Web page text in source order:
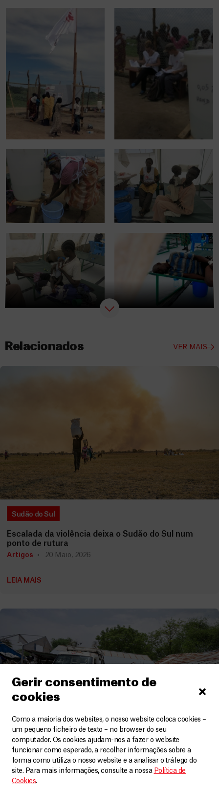
Gerir consentimento de
cookies
Como a maioria dos websites, o nosso website coloca cookies –
um pequeno ficheiro de texto – no browser do seu
computador. Os cookies ajudam-nos a fazer o website
funcionar como esperado, a recolher informações sobre a
forma como utiliza o nosso website e a analisar o tráfego do
site. Para mais informações, consulte a nossa Política de
Cookies.
Relacionados VER MAIS
Sudão do Sul
Escalada da violência deixa o Sudão do Sul num
ponto de rutura
Artigos 20 Maio, 2026
LEIA MAIS
Sudão do Sul